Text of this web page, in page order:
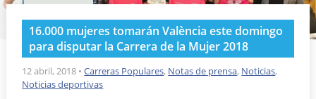
Valencia en deporte
Portal de Transparencia
Reservas
16.000 mujeres tomarán València este domingo
para disputar la Carrera de la Mujer 2018
12 abril, 2018 •Carreras Populares, Notas de prensa, Noticias,
Noticias deportivas